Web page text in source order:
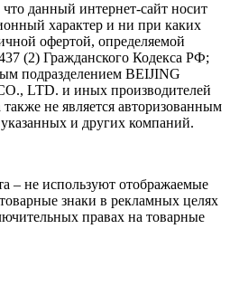
данный интернет-сайт носит
характер и ни при каких
офертой, определяемой
(2) Гражданского Кодекса РФ;
подразделением BEIJING
LTD. и иных производителей
не является авторизованным
и других компаний.
– не используют отображаемые
знаки в рекламных целях
правах на товарные